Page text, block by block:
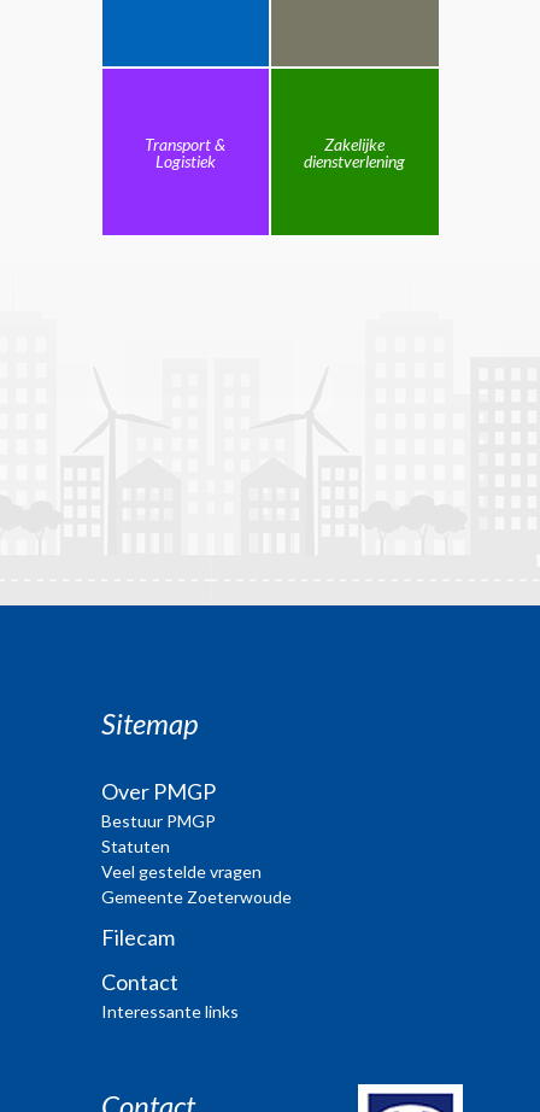
Transport &
Logistiek
Zakelijke
dienstverlening
Sitemap
Over PMGP
Bestuur PMGP
Statuten
Veel gestelde vragen
Gemeente Zoeterwoude
Filecam
Contact
Interessante links